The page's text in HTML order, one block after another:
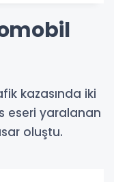
kazasında iki
eseri yaralanan
oluştu.